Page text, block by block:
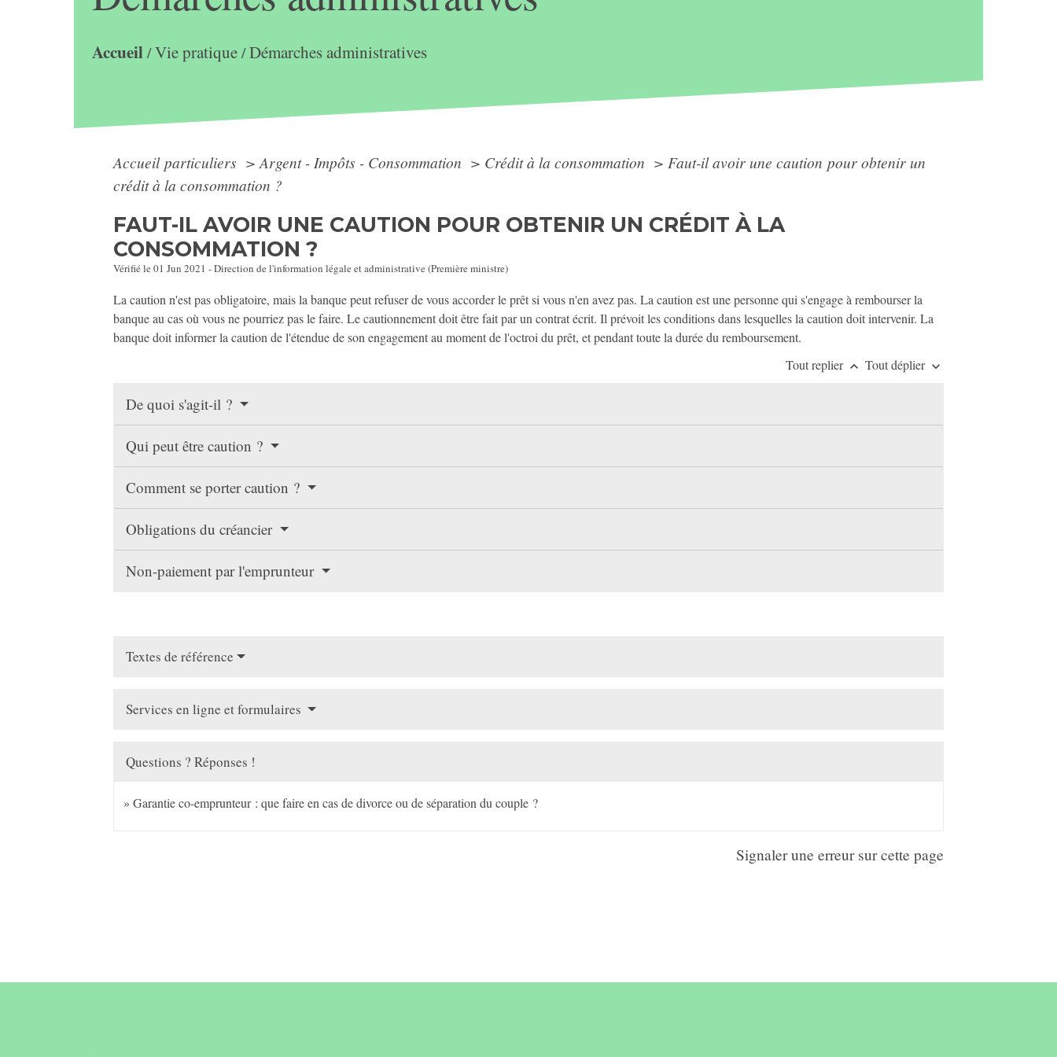
Accueil/Vie pratique/Démarches administratives
Accueil particuliers > Argent - Impôts - Consommation > Crédit à la consommation > Faut-il avoir une caution pour obtenir un
crédit à la consommation ?
FAUT-IL AVOIR UNE CAUTION POUR OBTENIR UN CRÉDIT À LA
CONSOMMATION ?
Vérifié le 01 Jun 2021 - Direction de l'information légale et administrative (Première ministre)
La caution n'est pas obligatoire, mais la banque peut refuser de vous accorder le prêt si vous n'en avez pas. La caution est une personne qui s'engage à rembourser la
banque au cas où vous ne pourriez pas le faire. Le cautionnement doit être fait par un contrat écrit. Il prévoit les conditions dans lesquelles la caution doit intervenir. La
banque doit informer la caution de l'étendue de son engagement au moment de l'octroi du prêt, et pendant toute la durée du remboursement.
Tout replier keyboard_arrow_up Tout déplier keyboard_arrow_down
De quoi s'agit-il ?
Qui peut être caution ?
Comment se porter caution ?
Obligations du créancier
Non-paiement par l'emprunteur
Textes de référence
Services en ligne et formulaires
Questions ? Réponses !
Garantie co-emprunteur : que faire en cas de divorce ou de séparation du couple ?
Signaler une erreur sur cette page